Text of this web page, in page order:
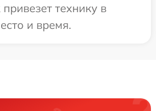
технику в
и время.